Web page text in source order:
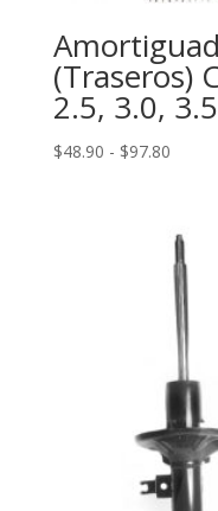
(Traseros)
2.5, 3.0,
$48.90 - $97.80Rango
desde
$48.90
hasta
$97.80